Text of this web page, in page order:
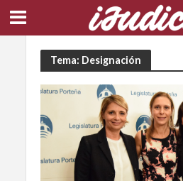
Tema: Designación